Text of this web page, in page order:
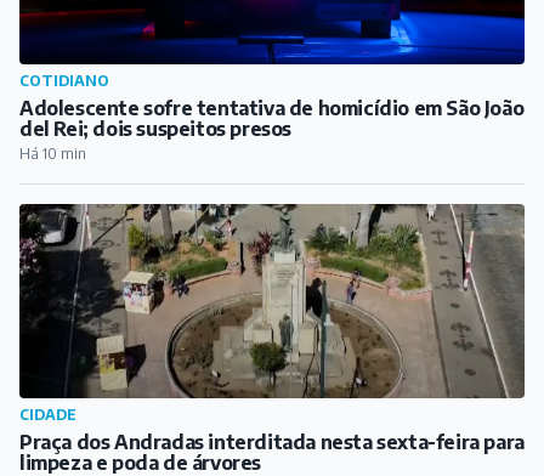
COTIDIANO
Adolescente sofre tentativa de homicídio em São João
del Rei; dois suspeitos presos
Há 10 min
CIDADE
Praça dos Andradas interditada nesta sexta-feira para
limpeza e poda de árvores